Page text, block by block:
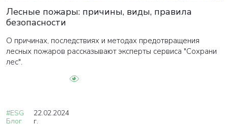
Лесные пожары: причины, виды, правила
безопасности
О причинах, последствиях и методах предотвращения
лесных пожаров рассказывают эксперты сервиса "Сохрани
лес".
#ESG
Блог
22.02.2024
г.